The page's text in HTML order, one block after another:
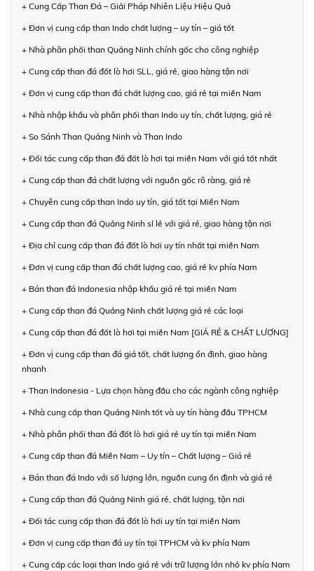
+ Cung Cấp Than Đá – Giải Pháp Nhiên Liệu Hiệu Quả
+ Đơn vị cung cấp than Indo chất lượng – uy tín – giá tốt
+ Nhà phân phối than Quảng Ninh chính gốc cho công nghiệp
+ Cung cấp than đá đốt lò hơi SLL, giá rẻ, giao hàng tận nơi
+ Đơn vị cung cấp than đá chất lượng cao, giá rẻ tại miền Nam
+ Nhà nhập khẩu và phân phối than Indo uy tín, chất lượng, giá rẻ
+ So Sánh Than Quảng Ninh và Than Indo
+ Đối tác cung cấp than đá đốt lò hơi tại miền Nam với giá tốt nhất
+ Cung cấp than đá chất lượng với nguồn gốc rõ ràng, giá rẻ
+ Chuyên cung cấp than Indo uy tín, giá tốt tại Miền Nam
+ Cung cấp than đá Quảng Ninh sỉ lẻ với giá rẻ, giao hàng tận nơi
+ Địa chỉ cung cấp than đá đốt lò hơi uy tín nhất tại miền Nam
+ Đơn vị cung cấp than đá chất lượng cao, giá rẻ kv phía Nam
+ Bán than đá Indonesia nhập khẩu giá rẻ tại miền Nam
+ Cung cấp than đá Quảng Ninh chất lượng giá rẻ các loại
+ Cung cấp than đá đốt lò hơi tại miền Nam [GIÁ RẺ & CHẤT LƯỢNG]
+ Đơn vị cung cấp than đá giá tốt, chất lượng ổn định, giao hàng
nhanh
+ Than Indonesia - Lựa chọn hàng đầu cho các ngành công nghiệp
+ Nhà cung cấp than Quảng Ninh tốt và uy tín hàng đầu TPHCM
+ Nhà phân phối than đá đốt lò hơi giá rẻ uy tín tại miền Nam
+ Cung cấp than đá Miền Nam – Uy tín – Chất lượng – Giá rẻ
+ Bán than đá Indo với số lượng lớn, nguồn cung ổn định và giá rẻ
+ Cung cấp than đá Quảng Ninh giá rẻ, chất lượng, tận nơi
+ Đối tác cung cấp than đá đốt lò hơi uy tín tại miền Nam
+ Đơn vị cung cấp than đá uy tín tại TPHCM và kv phía Nam
+ Cung cấp các loại than Indo giá rẻ với trữ lượng lớn nhỏ kv phía Nam